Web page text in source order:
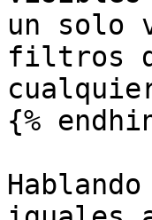
un solo
filtros
{%